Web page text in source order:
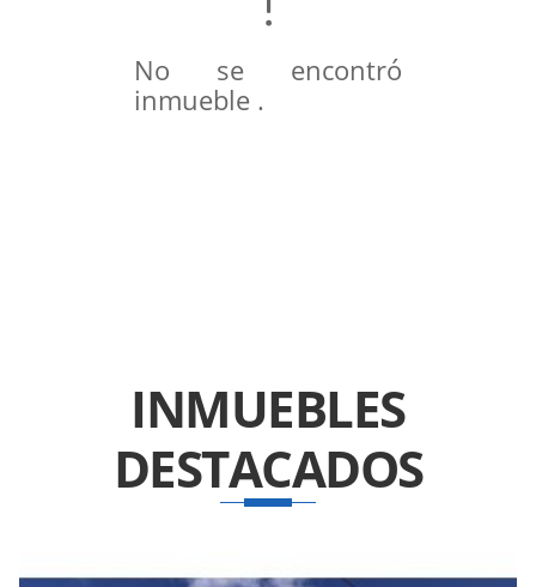
No se encontró
inmueble .
INMUEBLES
DESTACADOS